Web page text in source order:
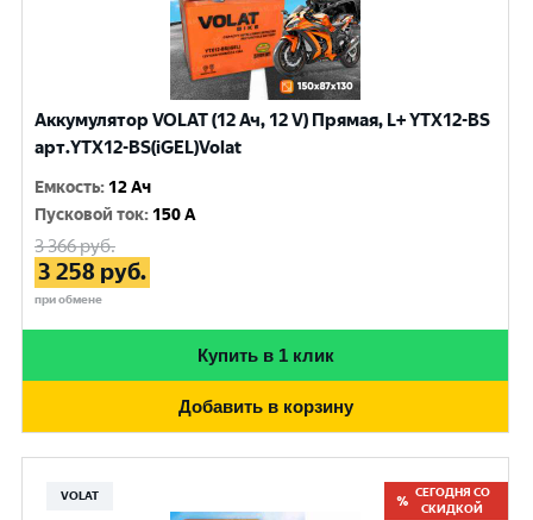
Аккумулятор VOLAT (12 Ач, 12 V) Прямая, L+ YTX12-BS
арт.YTX12-BS(iGEL)Volat
Емкость: 12 Ач
Пусковой ток: 150 A
3 366руб.
3 258 руб.
при обмене
Купить в 1 клик
Добавить в корзину
VOLAT
СЕГОДНЯ СО
СКИДКОЙ